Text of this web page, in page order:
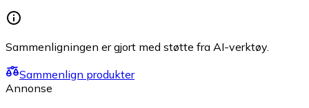
Sammenligningen er gjort med støtte fra AI-verktøy.
Sammenlign produkter
Annonse